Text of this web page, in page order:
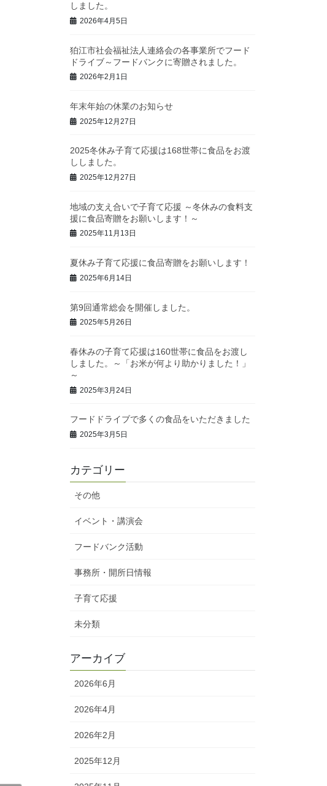
しました。
2026年4月5日
狛江市社会福祉法人連絡会の各事業所でフード
ドライブ～フードバンクに寄贈されました。
2026年2月1日
年末年始の休業のお知らせ
2025年12月27日
2025冬休み子育て応援は168世帯に食品をお渡
ししました。
2025年12月27日
地域の支え合いで子育て応援 ～冬休みの食料支
援に食品寄贈をお願いします！～
2025年11月13日
夏休み子育て応援に食品寄贈をお願いします！
2025年6月14日
第9回通常総会を開催しました。
2025年5月26日
春休みの子育て応援は160世帯に食品をお渡し
しました。～「お米が何より助かりました！」
～
2025年3月24日
フードドライブで多くの食品をいただきました
2025年3月5日
カテゴリー
その他
イベント・講演会
フードバンク活動
事務所・開所日情報
子育て応援
未分類
アーカイブ
2026年6月
2026年4月
2026年2月
2025年12月